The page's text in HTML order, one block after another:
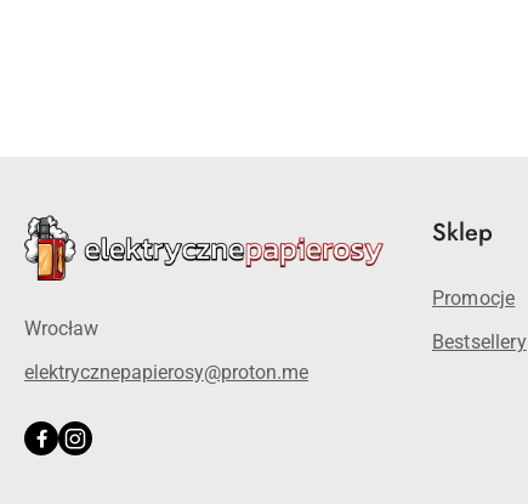
Wrocław
elektrycznepapierosy@proton.me
Sklep
Promocje
Bestsellery